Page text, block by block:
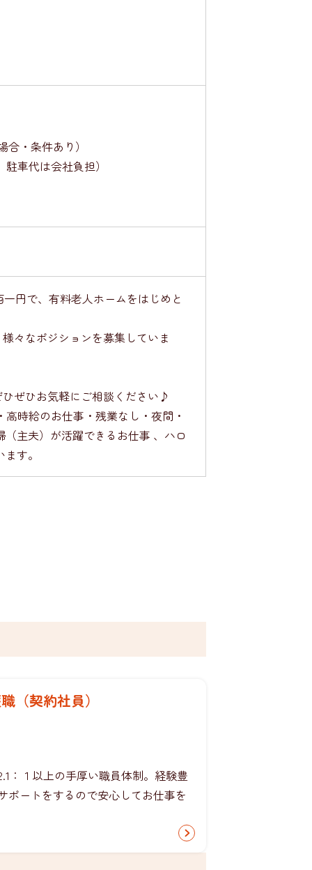
・条件あり）
車代は会社負担）
円で、有料老人ホームをはじめと
々なポジションを募集していま
ぜひお気軽にご相談ください♪
時給のお仕事・残業なし・夜間・
主夫）が活躍できるお仕事 、ハロ
す。
（契約社員）
：１以上の手厚い職員体制。経験豊
ポートをするので安心してお仕事を